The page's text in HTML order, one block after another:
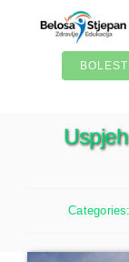
Categories: